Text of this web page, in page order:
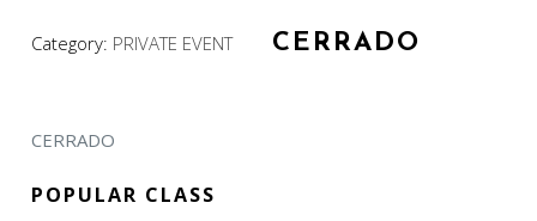
Category: PRIVATE EVENT CERRADO
CERRADO
POPULAR CLASS